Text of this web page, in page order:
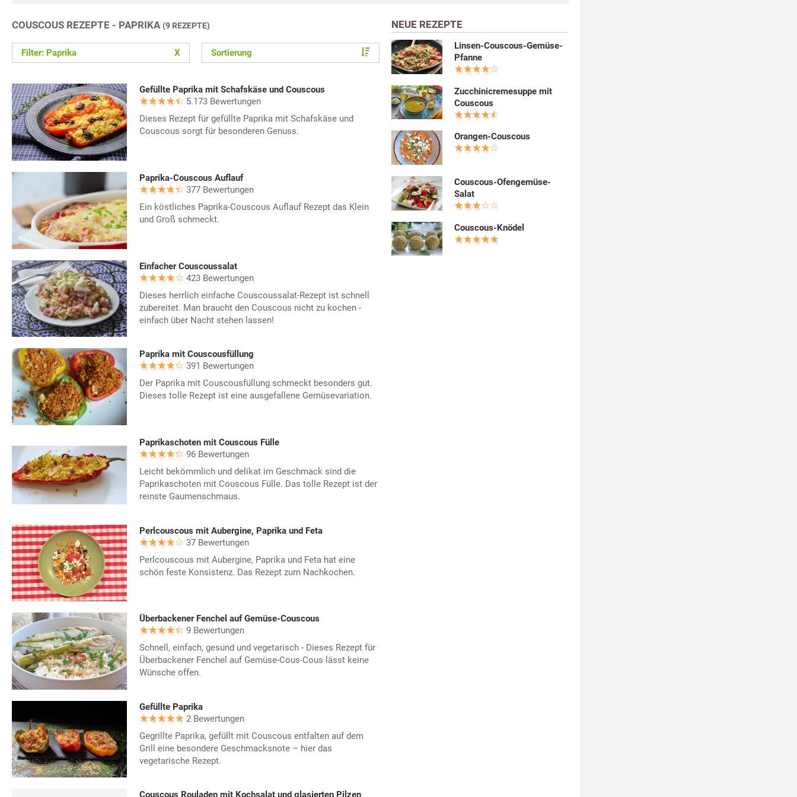
COUSCOUS REZEPTE - PAPRIKA (9 REZEPTE)
Filter: Paprika X Sortierung
Gefüllte Paprika mit Schafskäse und Couscous
5.173 Bewertungen
Dieses Rezept für gefüllte Paprika mit Schafskäse und
Couscous sorgt für besonderen Genuss.
Paprika-Couscous Auflauf
377 Bewertungen
Ein köstliches Paprika-Couscous Auflauf Rezept das Klein
und Groß schmeckt.
Einfacher Couscoussalat
423 Bewertungen
Dieses herrlich einfache Couscoussalat-Rezept ist schnell
zubereitet. Man braucht den Couscous nicht zu kochen -
einfach über Nacht stehen lassen!
Paprika mit Couscousfüllung
391 Bewertungen
Der Paprika mit Couscousfüllung schmeckt besonders gut.
Dieses tolle Rezept ist eine ausgefallene Gemüsevariation.
Paprikaschoten mit Couscous Fülle
96 Bewertungen
Leicht bekömmlich und delikat im Geschmack sind die
Paprikaschoten mit Couscous Fülle. Das tolle Rezept ist der
reinste Gaumenschmaus.
Perlcouscous mit Aubergine, Paprika und Feta
37 Bewertungen
Perlcouscous mit Aubergine, Paprika und Feta hat eine
schön feste Konsistenz. Das Rezept zum Nachkochen.
Überbackener Fenchel auf Gemüse-Couscous
9 Bewertungen
Schnell, einfach, gesund und vegetarisch - Dieses Rezept für
Überbackener Fenchel auf Gemüse-Cous-Cous lässt keine
Wünsche offen.
Gefüllte Paprika
2 Bewertungen
Gegrillte Paprika, gefüllt mit Couscous entfalten auf dem
Grill eine besondere Geschmacksnote – hier das
vegetarische Rezept.
Couscous Rouladen mit Kochsalat und glasierten Pilzen
NEUE REZEPTE
Linsen-Couscous-Gemüse-
Pfanne
Zucchinicremesuppe mit
Couscous
Orangen-Couscous
Couscous-Ofengemüse-
Salat
Couscous-Knödel